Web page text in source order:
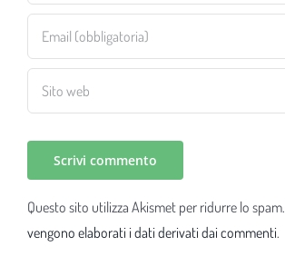
Questo sito utilizza Akismet per ridurre lo spam.
vengono elaborati i dati derivati dai commenti.